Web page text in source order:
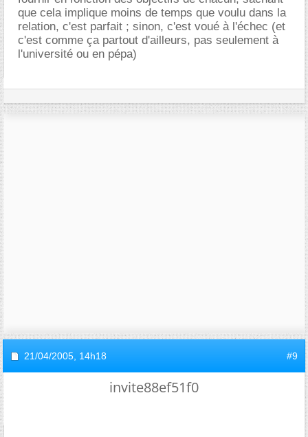
que cela implique moins de temps que voulu dans la
relation, c'est parfait ; sinon, c'est voué à l'échec (et
c'est comme ça partout d'ailleurs, pas seulement à
l'université ou en pépa)
21/04/2005, 14h18 #9
invite88ef51f0